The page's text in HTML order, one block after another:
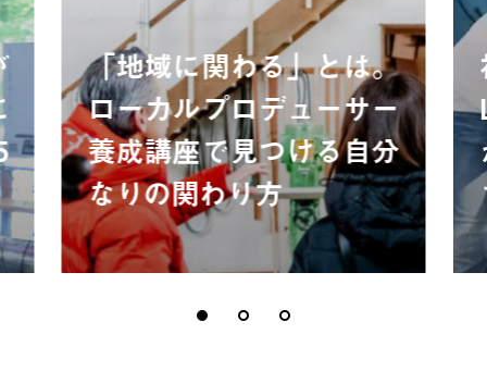
「地域に関わる」とは。
ローカルプロデューサー
養成講座で見つける自分
なりの関わり方